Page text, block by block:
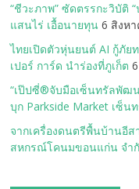
“ชีวะภาพ” ซัดตรรกะวิบัติ
แสนไร่ เอื้อนายทุน 6 สิงห
ไทยเปิดตัวหุ่นยนต์ AI กู้ภัย
เปอร์ การ์ด นำร่องที่ภูเก็ต
“เป๊ปซี่®จับมือเซ็นทรัลพัฒ
บุก Parkside Market เซ็น
จากเครื่องดนตรีพื้นบ้านอี
สหกรณ์โคนมขอนแก่น จำ